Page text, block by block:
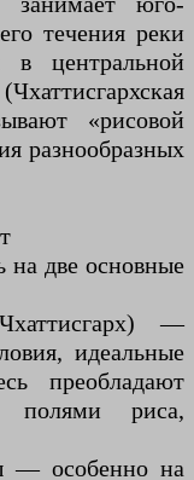
течения реки
в центральной
«рисовой
разнообразных
на две основные
—
идеальные
преобладают
полями риса,
— особенно на